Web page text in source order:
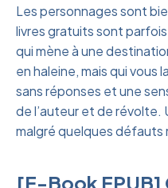
Les personnages sont
livres gratuits sont
qui mène à une
en haleine, mais qui vous
sans réponses et une
de l’auteur et de révolte.
malgré quelques défauts
[E-Book EPUB]